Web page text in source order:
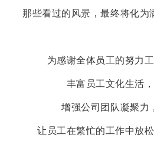
那些看过的风景，最终将化为
为感谢全体员工的努力工
丰富员工文化生活，
增强公司团队凝聚力，
让员工在繁忙的工作中放松